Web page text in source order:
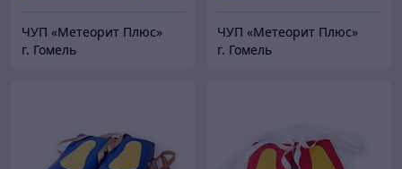
ЧУП «Метеорит Плюс»
г. Гомель
ЧУП «Метеорит Плюс»
г. Гомель